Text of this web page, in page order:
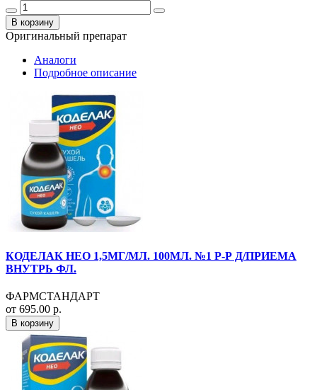
В корзину
Оригинальный препарат
Аналоги
Подробное описание
КОДЕЛАК НЕО 1,5МГ/МЛ. 100МЛ. №1 Р-Р Д/ПРИЕМА
ВНУТРЬ ФЛ.
ФАРМСТАНДАРТ
от 695.00 р.
В корзину